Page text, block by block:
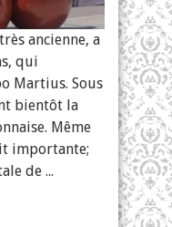
ancienne, a
qui
Martius. Sous
bientôt la
Même
importante;
de ...